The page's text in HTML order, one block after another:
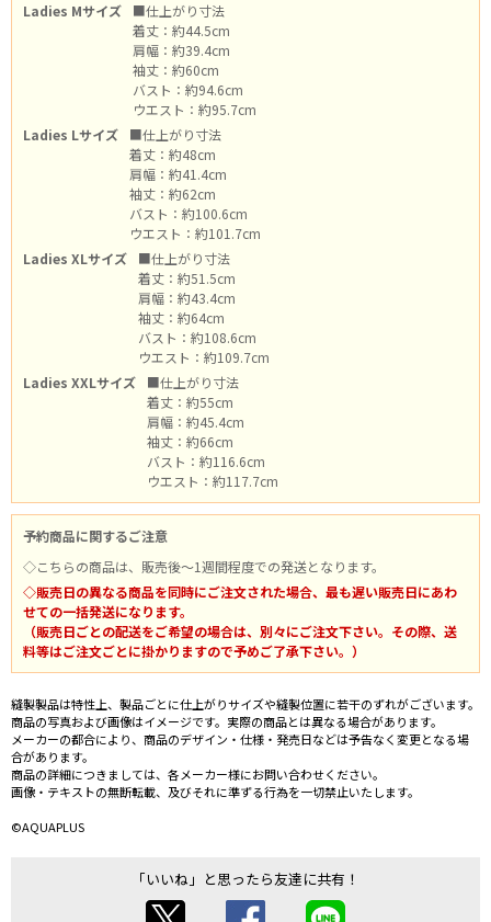
Ladies Mサイズ
■仕上がり寸法
着丈：約44.5cm
肩幅：約39.4cm
袖丈：約60cm
バスト：約94.6cm
ウエスト：約95.7cm
Ladies Lサイズ
■仕上がり寸法
着丈：約48cm
肩幅：約41.4cm
袖丈：約62cm
バスト：約100.6cm
ウエスト：約101.7cm
Ladies XLサイズ
■仕上がり寸法
着丈：約51.5cm
肩幅：約43.4cm
袖丈：約64cm
バスト：約108.6cm
ウエスト：約109.7cm
Ladies XXLサイズ
■仕上がり寸法
着丈：約55cm
肩幅：約45.4cm
袖丈：約66cm
バスト：約116.6cm
ウエスト：約117.7cm
予約商品に関するご注意
◇こちらの商品は、販売後～1週間程度での発送となります。
◇販売日の異なる商品を同時にご注文された場合、最も遅い販売日にあわ
せての一括発送になります。
（販売日ごとの配送をご希望の場合は、別々にご注文下さい。その際、送
料等はご注文ごとに掛かりますので予めご了承下さい。）
縫製製品は特性上、製品ごとに仕上がりサイズや縫製位置に若干のずれがございます。
商品の写真および画像はイメージです。実際の商品とは異なる場合があります。
メーカーの都合により、商品のデザイン・仕様・発売日などは予告なく変更となる場
合があります。
商品の詳細につきましては、各メーカー様にお問い合わせください。
画像・テキストの無断転載、及びそれに準ずる行為を一切禁止いたします。
©AQUAPLUS
「いいね」と思ったら友達に共有！